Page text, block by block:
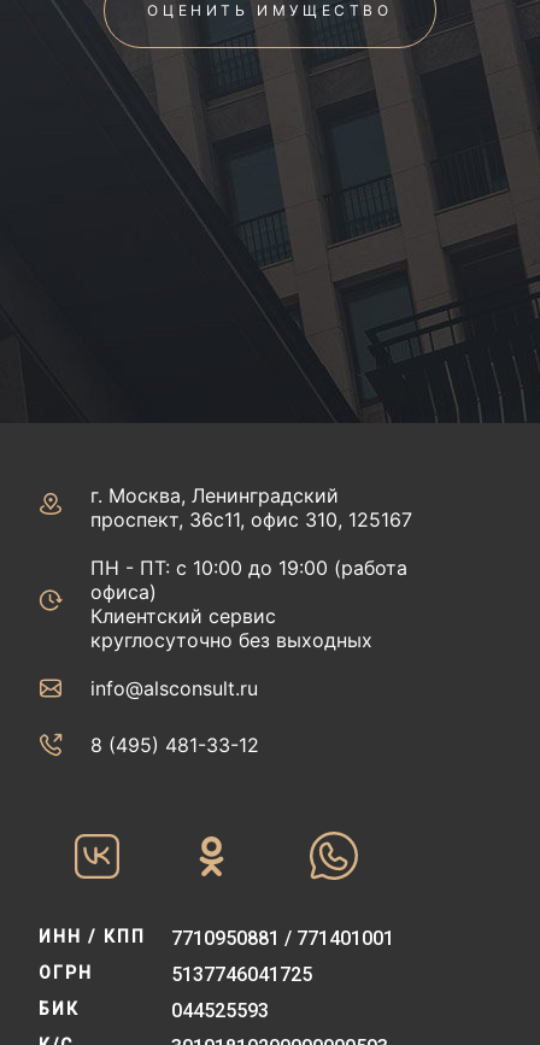
ОЦЕНИТЬ ИМУЩЕСТВО
г. Москва, Ленинградский
проспект, 36с11, офис 310, 125167
ПН - ПТ: с 10:00 до 19:00 (работа
офиса)
Клиентский сервис
круглосуточно без выходных
info@alsconsult.ru
8 (495) 481-33-12‬‬
ИНН / КПП 7710950881 / 771401001
ОГРН 5137746041725
БИК 044525593